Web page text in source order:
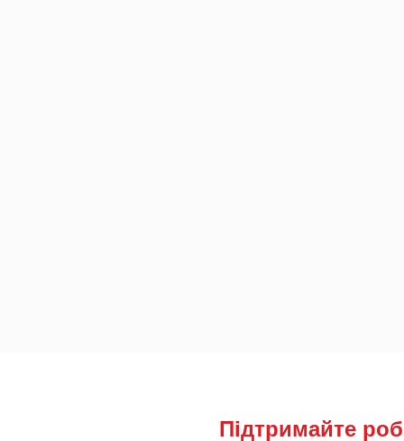
Підтримайте